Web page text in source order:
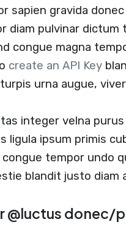
sapien gravida
diam pulvinar dictum
congue magna
create an API Key
urna augue,
integer velna
ligula ipsum primis
tempor undo
blandit justo
@luctus donec/